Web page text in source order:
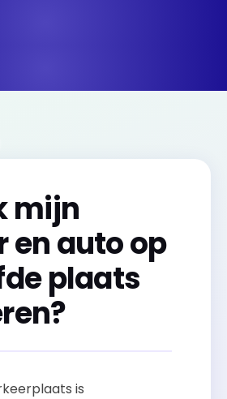
mijn
en auto op
plaats
is